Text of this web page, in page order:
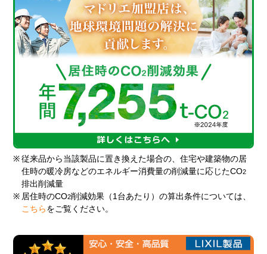
※ 従来品から当該製品に置き換えた場合の、住宅や建築物の居
住時の暖冷房などのエネルギー消費量の削減量に応じたCO2
排出削減量
※ 居住時のCO2削減効果（1台あたり）の算出条件については、
こちら をご覧ください。